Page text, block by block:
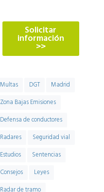
Solicitar
información
>>
Multas DGT
Madrid
Zona Bajas Emisiones
Defensa de conductores
Radares
Seguridad vial
Estudios
Sentencias
Consejos
Leyes